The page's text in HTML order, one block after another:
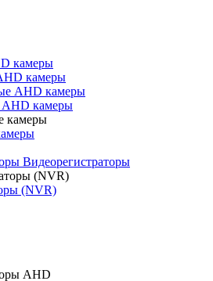
камеры
камеры
AHD камеры
камеры
Видеорегистраторы
(NVR)